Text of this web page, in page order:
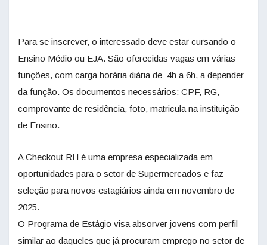
Para se inscrever, o interessado deve estar cursando o
Ensino Médio ou EJA. São oferecidas vagas em várias
funções, com carga horária diária de 4h a 6h, a depender
da função. Os documentos necessários: CPF, RG,
comprovante de residência, foto, matricula na instituição
de Ensino.
A Checkout RH é uma empresa especializada em
oportunidades para o setor de Supermercados e faz
seleção para novos estagiários ainda em novembro de
2025.
O Programa de Estágio visa absorver jovens com perfil
similar ao daqueles que já procuram emprego no setor de